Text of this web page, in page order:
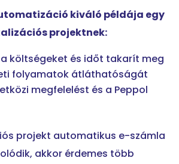
kiváló példája egy
projektnek:
költségeket és időt takarít meg
folyamatok átláthatóságát
megfelelést és a Peppol
projekt automatikus e-számla
akkor érdemes több